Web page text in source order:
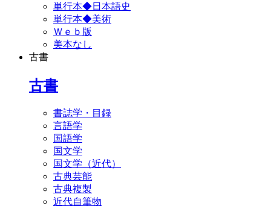
単行本◆日本語史
単行本◆美術
Ｗｅｂ版
美本なし
古書
古書
書誌学・目録
言語学
国語学
国文学
国文学（近代）
古典芸能
古典複製
近代自筆物